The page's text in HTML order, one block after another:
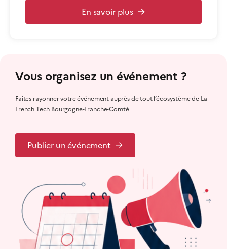
En savoir plus
Vous organisez un événement ?
Faites rayonner votre événement auprès de tout l’écosystème de La
French Tech Bourgogne-Franche-Comté
Publier un événement